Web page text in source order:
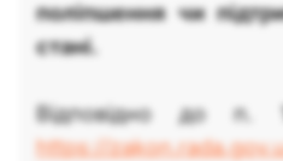
поліпшення чи
стані.
Відповідно до
https://